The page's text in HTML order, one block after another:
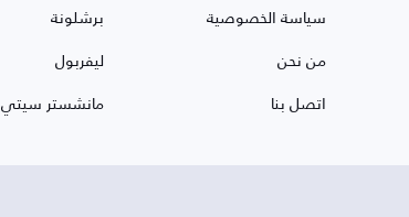
سياسة الخصوصية
من نحن
اتصل بنا
برشلونة
ليفربول
مانشستر سيتي